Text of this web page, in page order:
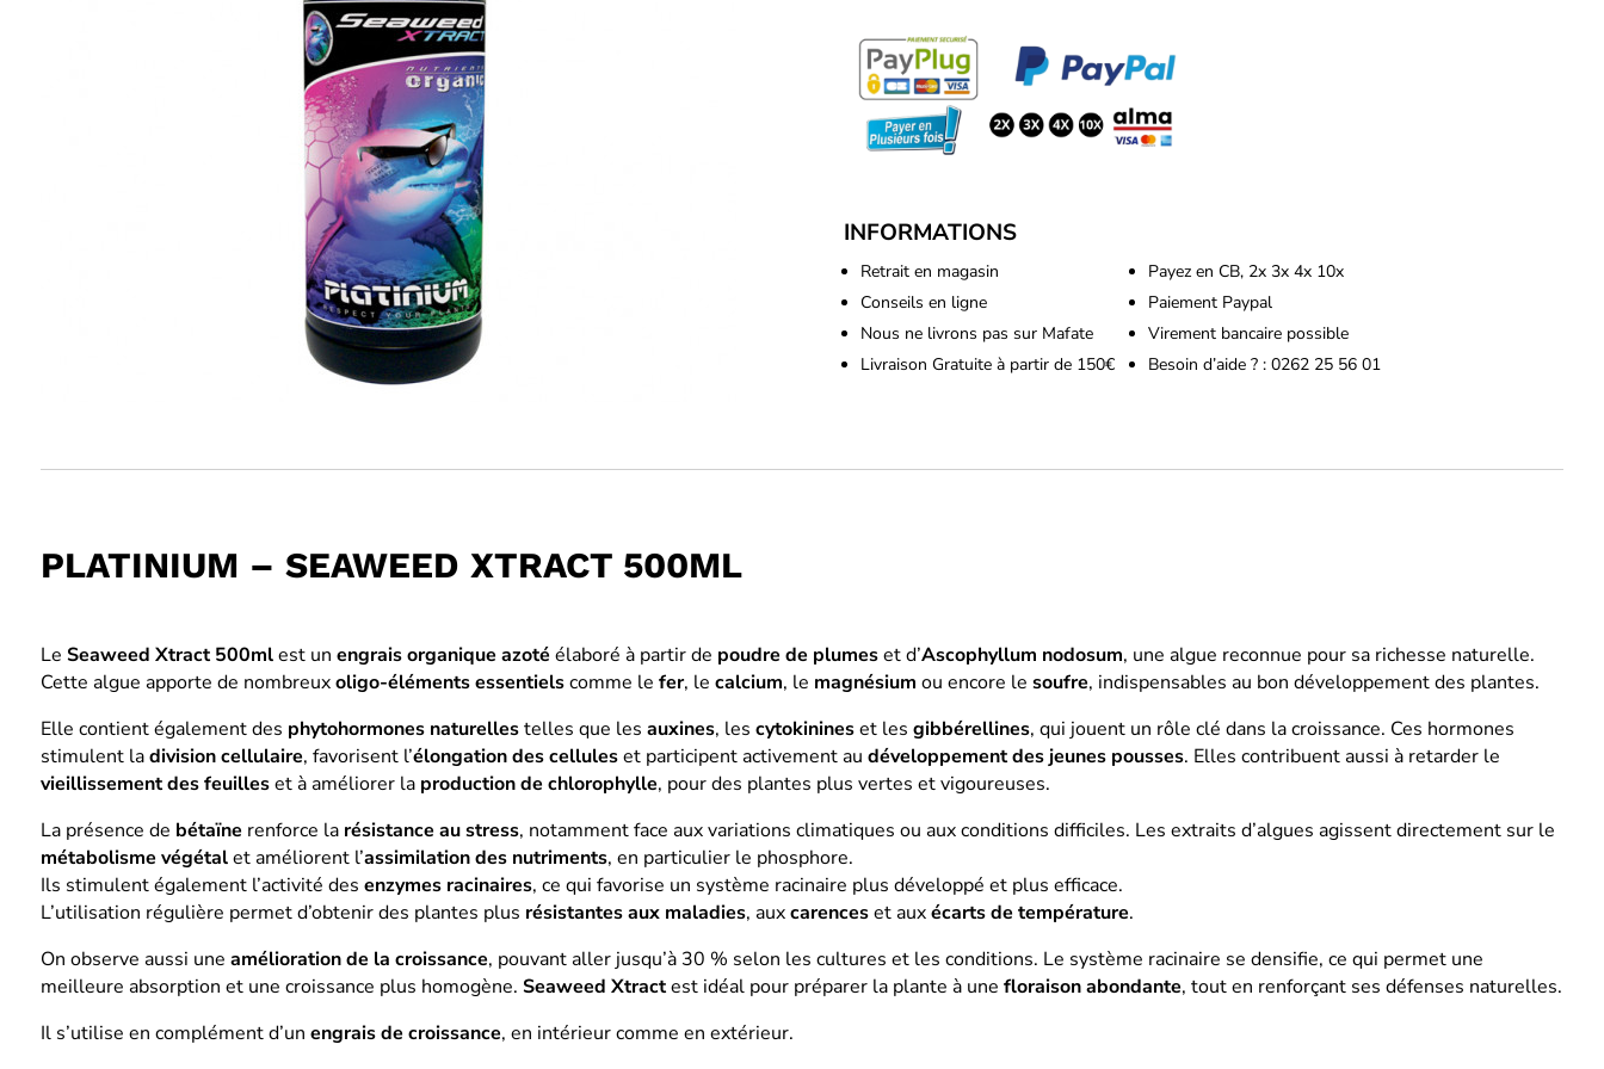
INFORMATIONS
Retrait en magasin
Conseils en ligne
Nous ne livrons pas sur Mafate
Livraison Gratuite à partir de 150€
Payez en CB, 2x 3x 4x 10x
Paiement Paypal
Virement bancaire possible
Besoin d’aide ? : 0262 25 56 01
PLATINIUM – SEAWEED XTRACT 500ML
Le Seaweed Xtract 500mlest un engrais organique azoté élaboré à partir de poudre de plumeset d’Ascophyllum nodosum, une algue reconnue pour sa richesse naturelle.
Cette algue apporte de nombreuxoligo-éléments essentielscomme le fer, le calcium, le magnésium ou encore le soufre, indispensables au bon développement des plantes.
Elle contient également des phytohormones naturellestelles que les auxines, les cytokinineset les gibbérellines, qui jouent un rôle clé dans la croissance. Ces hormones
stimulent ladivision cellulaire, favorisent l’élongation des celluleset participent activement au développement des jeunes pousses. Elles contribuent aussi à retarder le
vieillissement des feuilleset à améliorer la production de chlorophylle, pour des plantes plus vertes et vigoureuses.
La présence de bétaïne renforce la résistance au stress, notamment face aux variations climatiques ou aux conditions difficiles. Les extraits d’algues agissent directement sur le
métabolisme végétalet améliorent l’assimilation des nutriments, en particulier le phosphore.
Ils stimulent également l’activité des enzymes racinaires, ce qui favorise un système racinaire plus développé et plus efficace.
L’utilisation régulière permet d’obtenir des plantes plus résistantes aux maladies, auxcarenceset auxécarts de température.
On observe aussi une amélioration de la croissance, pouvant aller jusqu’à 30 % selon les cultures et les conditions. Le système racinaire se densifie, ce qui permet une
meilleure absorption et une croissance plus homogène. Seaweed Xtractest idéal pour préparer la plante à une floraison abondante, tout en renforçant ses défenses naturelles.
Il s’utilise en complément d’un engrais de croissance, en intérieur comme en extérieur.